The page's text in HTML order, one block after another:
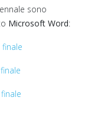
sono
Microsoft Word: